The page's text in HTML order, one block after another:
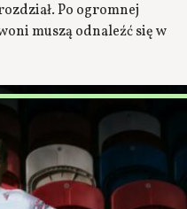
Po ogromnej
muszą odnaleźć się w